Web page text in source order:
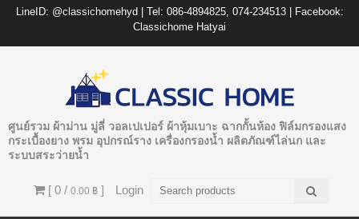
LineID: @classichomehyd | Tel: 086-4894825, 074-234513 | Facebook:
Classichome Hatyai
ศูนย์รวม ผ้าม่าน มู่ลี่ วอลเปเปอร์ ผ้าหุ้มเบาะ ฉากกั้นห้อง ฟิล์มกรองแสง
กระเบื้องยาง พรม อุปกรณ์ราง เครื่องกรองน้ำ ผลิตภัณฑ์ไล่นก และ
ระบบสระว่ายน้ำ
[ 0 / 0.00 ฿ ] Login